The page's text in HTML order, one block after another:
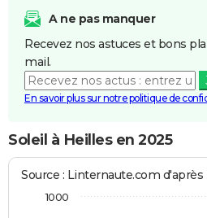
A ne pas manquer
Recevez nos astuces et bons
mail.
En savoir plus sur notre politique de
Soleil à Heilles en 2025
Source : Linternaute.com d'après
1000